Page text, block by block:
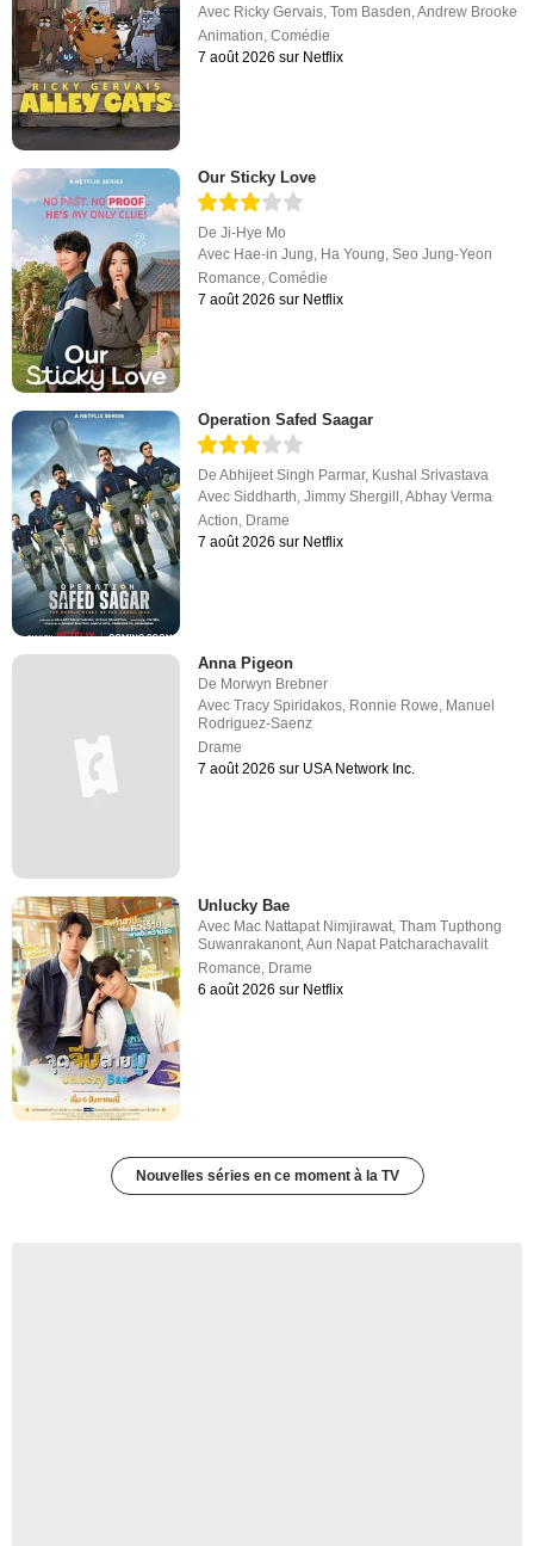
Avec Ricky Gervais ,Tom Basden ,Andrew Brooke
Animation ,Comédie
7 août 2026 sur Netflix
Our Sticky Love
DeJi-Hye Mo
Avec Hae-in Jung, Ha Young,Seo Jung-Yeon
Romance,Comédie
7 août 2026 sur Netflix
Operation Safed Saagar
DeAbhijeet Singh Parmar, Kushal Srivastava
AvecSiddharth,Jimmy Shergill ,Abhay Verma
Action, Drame
7 août 2026 sur Netflix
Anna Pigeon
De Morwyn Brebner
AvecTracy Spiridakos Ronnie Rowe Manuel
Rodriguez-Saenz
Drame
7 août 2026 sur USA Network Inc.
Unlucky Bae
Avec Mac Nattapat Nimjirawat,Tham Tupthong
Suwanrakanont,Aun Napat Patcharachavalit
Romance, Drame
6 août 2026 sur Netflix
Nouvelles séries en ce moment à la TV